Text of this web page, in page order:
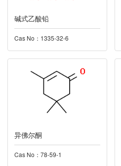
碱式乙酸铅
Cas No：1335-32-6
异佛尔酮
Cas No：78-59-1